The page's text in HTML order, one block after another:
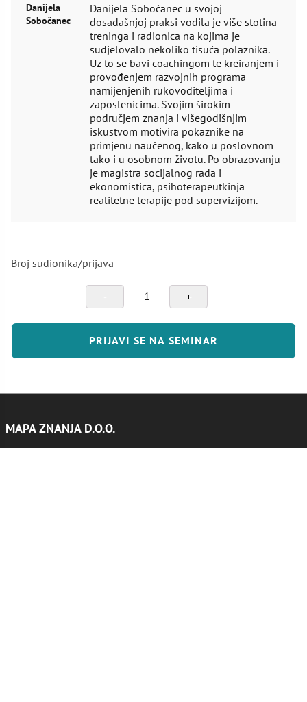
Danijela
Sobočanec
Danijela Sobočanec u svojoj
dosadašnjoj praksi vodila je više stotina
treninga i radionica na kojima je
sudjelovalo nekoliko tisuća polaznika.
Uz to se bavi coachingom te kreiranjem i
provođenjem razvojnih programa
namijenjenih rukovoditeljima i
zaposlenicima. Svojim širokim
područjem znanja i višegodišnjim
iskustvom motivira pokaznike na
primjenu naučenog, kako u poslovnom
tako i u osobnom životu. Po obrazovanju
je magistra socijalnog rada i
ekonomistica, psihoterapeutkinja
realitetne terapije pod supervizijom.
Broj sudionika/prijava
Mentalno
u
količina
PRIJAVI SE NA SEMINAR
MAPA ZNANJA D.O.O.